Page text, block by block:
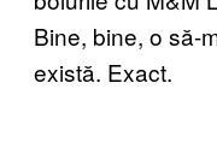
Bine, bine, o să-
există. Exact.